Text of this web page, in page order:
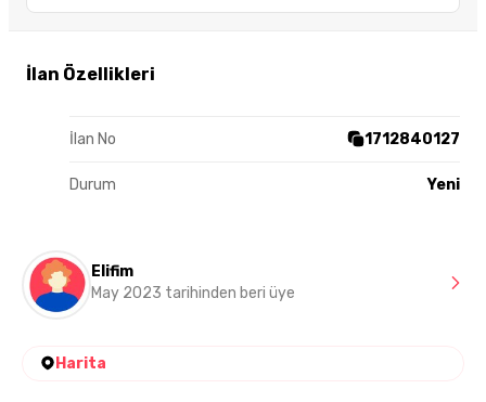
İlan Özellikleri
İlan No 1712840127
Durum Yeni
Elifim
May 2023 tarihinden beri üye
Harita